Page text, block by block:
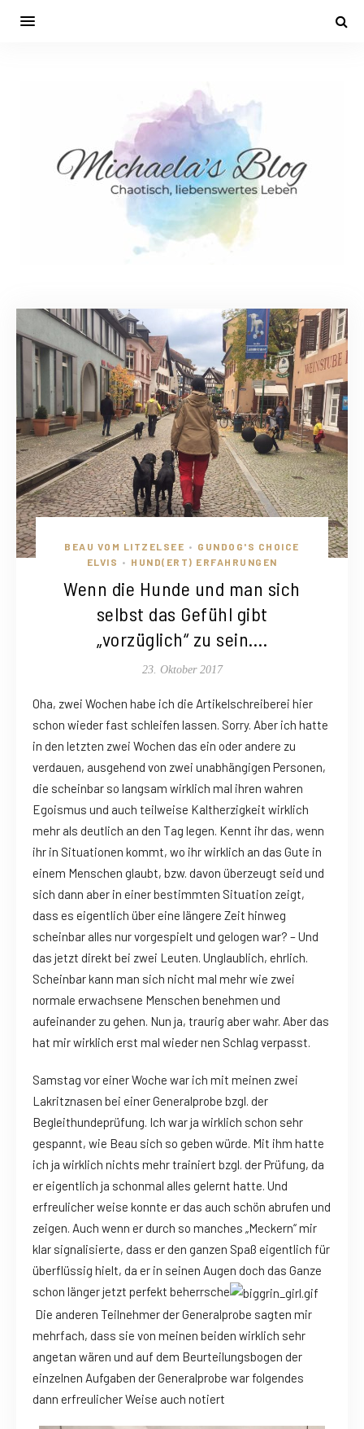
BEAU VOM LITZELSEE •
GUNDOG'S CHOICE
ELVIS
• HUND(ERT) ERFAHRUNGEN
Wenn die Hunde und man sich
selbst das Gefühl gibt
„vorzüglich“ zu sein….
23. Oktober 2017
Oha, zwei Wochen habe ich die Artikelschreiberei hier
schon wieder fast schleifen lassen. Sorry. Aber ich hatte
in den letzten zwei Wochen das ein oder andere zu
verdauen, ausgehend von zwei unabhängigen Personen,
die scheinbar so langsam wirklich mal ihren wahren
Egoismus und auch teilweise Kaltherzigkeit wirklich
mehr als deutlich an den Tag legen. Kennt ihr das, wenn
ihr in Situationen kommt, wo ihr wirklich an das Gute in
einem Menschen glaubt, bzw. davon überzeugt seid und
sich dann aber in einer bestimmten Situation zeigt,
dass es eigentlich über eine längere Zeit hinweg
scheinbar alles nur vorgespielt und gelogen war? – Und
das jetzt direkt bei zwei Leuten. Unglaublich, ehrlich.
Scheinbar kann man sich nicht mal mehr wie zwei
normale erwachsene Menschen benehmen und
aufeinander zu gehen. Nun ja, traurig aber wahr. Aber das
hat mir wirklich erst mal wieder nen Schlag verpasst.
Samstag vor einer Woche war ich mit meinen zwei
Lakritznasen bei einer Generalprobe bzgl. der
Begleithundeprüfung. Ich war ja wirklich schon sehr
gespannt, wie Beau sich so geben würde. Mit ihm hatte
ich ja wirklich nichts mehr trainiert bzgl. der Prüfung, da
er eigentlich ja schonmal alles gelernt hatte. Und
erfreulicher weise konnte er das auch schön abrufen und
zeigen. Auch wenn er durch so manches „Meckern“ mir
klar signalisierte, dass er den ganzen Spaß eigentlich für
überflüssig hielt, da er in seinen Augen doch das Ganze
schon länger jetzt perfekt beherrsche
Die anderen Teilnehmer der Generalprobe sagten mir
mehrfach, dass sie von meinen beiden wirklich sehr
angetan wären und auf dem Beurteilungsbogen der
einzelnen Aufgaben der Generalprobe war folgendes
dann erfreulicher Weise auch notiert